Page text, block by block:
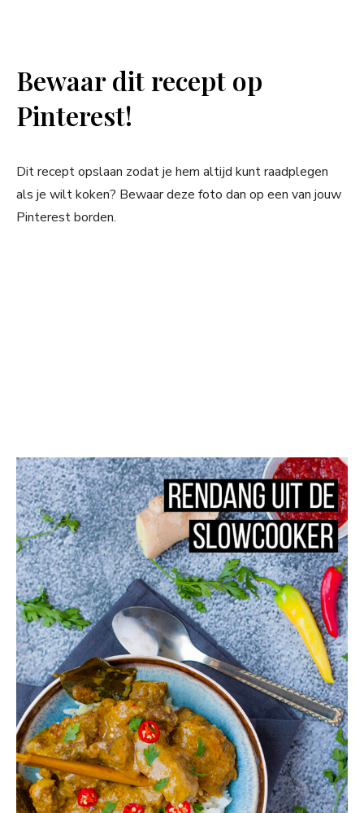
Bewaar dit recept op
Pinterest!
Dit recept opslaan zodat je hem altijd kunt raadplegen
als je wilt koken? Bewaar deze foto dan op een van jouw
Pinterest borden.